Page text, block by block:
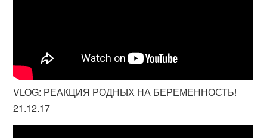
VLOG: РЕАКЦИЯ РОДНЫХ НА БЕРЕМЕННОСТЬ!
21.12.17